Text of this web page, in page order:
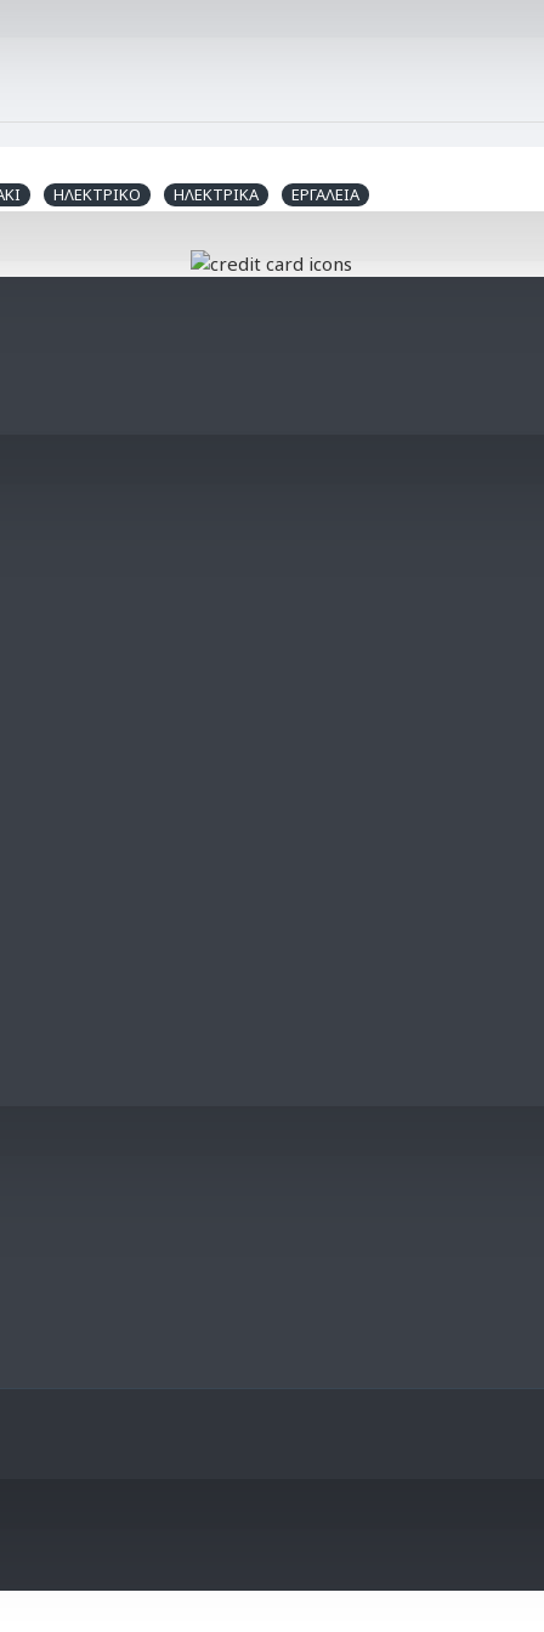
ΗΛΕΚΤΡΙΚΟ ΗΛΕΚΤΡΙΚΑ ΕΡΓΑΛΕΙΑ